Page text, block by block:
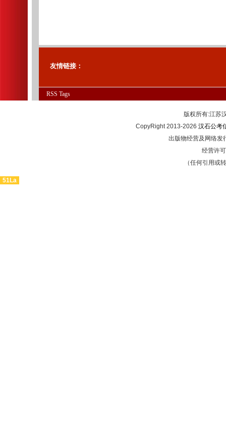
友情链接：
RSS Tags
版权所有:江
CopyRight 2013-2026 汉石公考
出版物经营及网络发
经营许
（任何引用或
51La